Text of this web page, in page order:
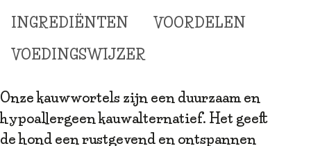
INGREDIËNTEN
VOORDELEN
VOEDINGSWIJZER
Onze kauwwortels zijn een duurzaam en
hypoallergeen kauwalternatief. Het geeft
de hond een rustgevend en ontspannen